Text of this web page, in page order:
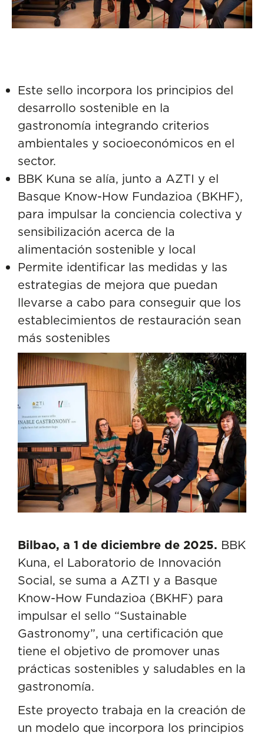
Este sello incorpora los principios del
desarrollo sostenible en la
gastronomía integrando criterios
ambientales y socioeconómicos en el
sector.
BBK Kuna se alía, junto a AZTI y el
Basque Know-How Fundazioa (BKHF),
para impulsar la conciencia colectiva y
sensibilización acerca de la
alimentación sostenible y local
Permite identificar las medidas y las
estrategias de mejora que puedan
llevarse a cabo para conseguir que los
establecimientos de restauración sean
más sostenibles
Bilbao, a 1 de diciembre de 2025. BBK
Kuna, el Laboratorio de Innovación
Social, se suma a AZTI y a Basque
Know-How Fundazioa (BKHF) para
impulsar el sello “Sustainable
Gastronomy”, una certificación que
tiene el objetivo de promover unas
prácticas sostenibles y saludables en la
gastronomía.
Este proyecto trabaja en la creación de
un modelo que incorpora los principios